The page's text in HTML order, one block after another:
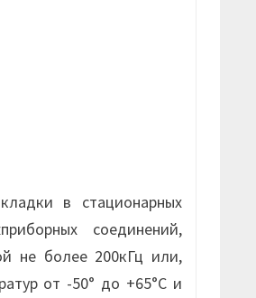
в стационарных
соединений,
не более 200кГц или,
от -50° до +65°С и